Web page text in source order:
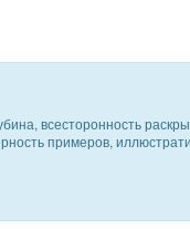
всесторонность
примеров,